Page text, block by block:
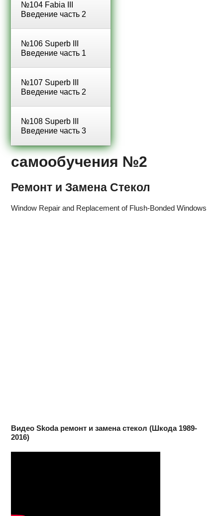
№104 Fabia III
Введение часть 2
№106 Superb III
Введение часть 1
№107 Superb III
Введение часть 2
№108 Superb III
Введение часть 3
самообучения №2
Ремонт и Замена Стекол
Window Repair and Replacement of Flush-Bonded Windows
Видео Skoda ремонт и замена стекол (Шкода 1989-
2016)